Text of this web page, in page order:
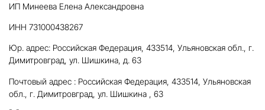
ИП Минеева Елена Александровна
ИНН 731000438267
Юр. адрес: Российская Федерация, 433514, Ульяновская обл., г.
Димитровград, ул. Шишкина, д. 63
Почтовый адрес : Российская Федерация, 433514, Ульяновская
обл., г. Димитровград, ул. Шишкина , 63